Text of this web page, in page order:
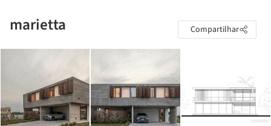
marietta Compartilhar